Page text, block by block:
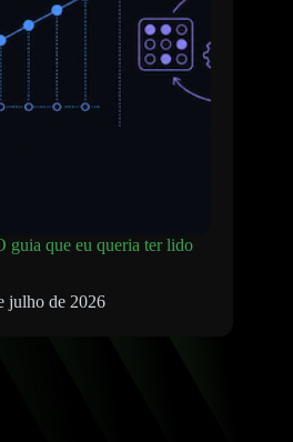
que eu queria ter lido
julho de 2026